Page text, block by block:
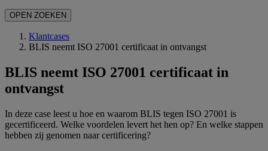
OPEN ZOEKEN
Klantcases
BLIS neemt ISO 27001 certificaat in ontvangst
BLIS neemt ISO 27001 certificaat in
ontvangst
In deze case leest u hoe en waarom BLIS tegen ISO 27001 is
gecertificeerd. Welke voordelen levert het hen op? En welke stappen
hebben zij genomen naar certificering?